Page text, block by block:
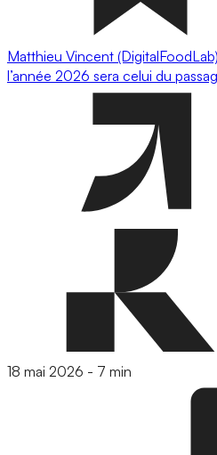
Matthieu Vincent
l’année 2026 sera celui du
18 mai 2026 - 7 min